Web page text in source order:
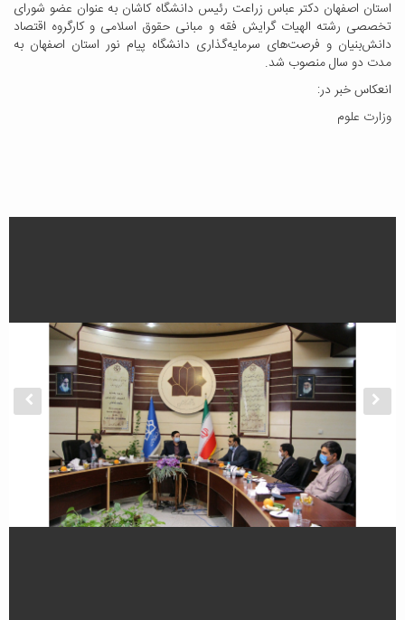
استان اصفهان دکتر عباس زراعت رئیس دانشگاه کاشان به عنوان عضو شورای
تخصصی رشته الهیات گرایش فقه و مبانی حقوق اسلامی و کارگروه اقتصاد
دانش‌بنیان و فرصت‌های سرمایه‌گذاری دانشگاه پیام نور استان اصفهان به
مدت دو سال منصوب شد.
انعکاس خبر در:
وزارت علوم